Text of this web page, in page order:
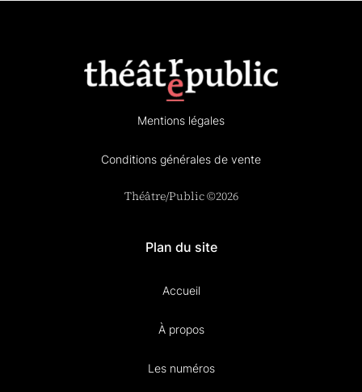
Mentions légales
Conditions générales de vente
Théâtre/Public ©2026
Plan du site
Accueil
À propos
Les numéros